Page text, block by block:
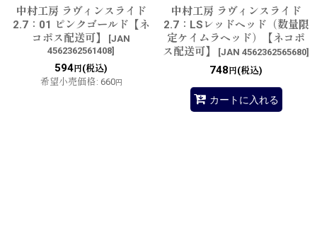
中村工房 ラヴィンスライド
2.7：01 ピンクゴールド【ネ
コポス配送可】
[JAN
4562362561408]
594 円(税込)
希望小売価格: 660円
中村工房 ラヴィンスライド
2.7：LSレッドヘッド（数量限
定ケイムラヘッド）【ネコポ
ス配送可】
[JAN 4562362565680]
748 円(税込)
カートに入れる